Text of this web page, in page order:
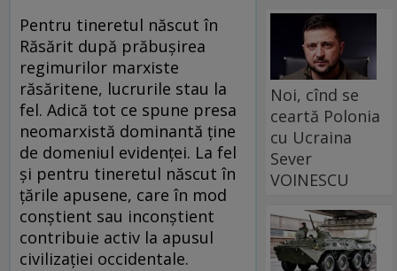
Pentru tineretul născut în
Răsărit după prăbușirea
regimurilor marxiste
răsăritene, lucrurile stau la
fel. Adică tot ce spune presa
neomarxistă dominantă ține
de domeniul evidenței. La fel
și pentru tineretul născut în
țările apusene, care în mod
conștient sau inconștient
contribuie activ la apusul
civilizației occidentale.
Noi, cînd se
ceartă Polonia
cu Ucraina
Sever
VOINESCU